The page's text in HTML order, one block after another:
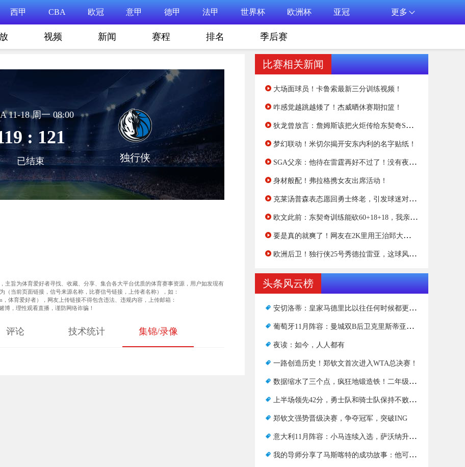
西甲 CBA 欧冠 意甲 德甲 法甲 世界杯 欧洲杯 亚冠 更多
视频 新闻 赛程 排名 季后赛
11-18 周一 08:00
: 121
已结束 独行侠
主旨为体育爱好者寻找、收藏、分享、集合各大平台优质的体育赛事资源，用户如发现有
当前页面链接，信号来源名称，比赛信号链接，上传者名称），如：
，体育爱好者），网友上传链接不得包含违法、违规内容，上传邮箱：
博，理性观看直播，谨防网络诈骗！
评论 技术统计 集锦/录像
比赛相关新闻
大场面球员！卡鲁索最新三分训练视频！
咋感觉越跳越矮了！杰威晒休赛期扣篮！
狄龙曾放言：詹姆斯该把火炬传给东契奇SGA或者我！他太老了！
梦幻联动！米切尔揭开安东内利的名字贴纸！
SGA父亲：他待在雷霆再好不过了！没有夜生活或其他的诱惑！
身材般配！弗拉格携女友出席活动！
克莱汤普森表态愿回勇士终老，引发球迷对水花兄弟重聚的期待
欧文此前：东契奇训练能砍60+18+18，我亲眼看他3分钟对某人爆砍24分
要是真的就爽了！网友在2K里用王治郅大战犹他双煞！
欧洲后卫！独行侠25号秀德拉雷亚，这球风打法像谁？
头条风云榜
安切洛蒂：皇家马德里比以往任何时候都更加团结，不会改变小熊队的位置
葡萄牙11月阵容：曼城双B后卫克里斯蒂亚诺·罗纳尔多，莱昂在名单上
夜读：如今，人人都有
一路创造历史！郑钦文首次进入WTA总决赛！
数据缩水了三个点，疯狂地锻造铁！二年级的文学课碰上墙了吗？
上半场领先42分，勇士队和骑士队保持不败。谁能打破黄金身体？
郑钦文强势晋级决赛，争夺冠军，突破ING
意大利11月阵容：小马连续入选，萨沃纳升至榜首
我的导师分享了马斯喀特的成功故事：他可以留在日本，但渴望挑战